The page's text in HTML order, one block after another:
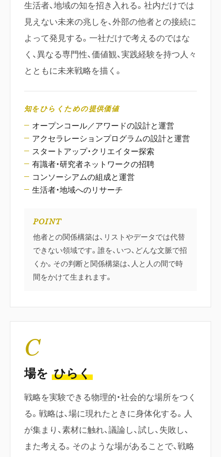
生活者、地域の知を招き入れる。社内だけでは
見えない未来の兆しを、外部の他者との接続に
よって発見する。一社だけで考えるのではな
く、異なる専門性、価値観、実践経験を持つ人々
とともに未来戦略を描く。
知をひらくための提供価値
オープンコール／アワードの設計と運営
アクセラレーションプログラムの設計と運営
スタートアップ・クリエイター探索
有識者・研究者ネットワークの招聘
コンソーシアムの組成と運営
生活者・地域へのリサーチ
POINT
他者との関係構築は、リストやデータでは代替
できない領域です。誰を、いつ、どんな文脈で招
くか。その判断と関係構築は、人と人の間で時
間をかけて生まれます。
C
場を ひらく
戦略を実験できる物理的・社会的な場所をつく
る。戦略は、場に現れたときに身体化する。人
が集まり、素材に触れ、議論し、試し、失敗し、
また考える。そのような場があることで、戦略